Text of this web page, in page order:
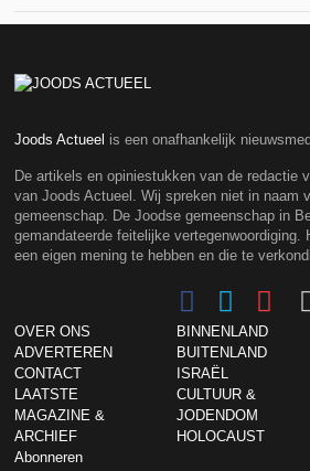
Joods Actueel is een onafhankelijk
De artikels en opiniestukken van de redactie
van Joods Actueel. Wij spreken niet in naam
gemeenschap. De Joodse gemeenschap in
gemandateerde feitelijke vertegenwoordiging.
een eigen mening te hebben en die te
OVER ONS
ADVERTEREN
CONTACT
LAATSTE
MAGAZINE &
ARCHIEF
Abonneren
BINNENLAND
BUITENLAND
ISRAËL
CULTUUR &
JODENDOM
HOLOCAUST